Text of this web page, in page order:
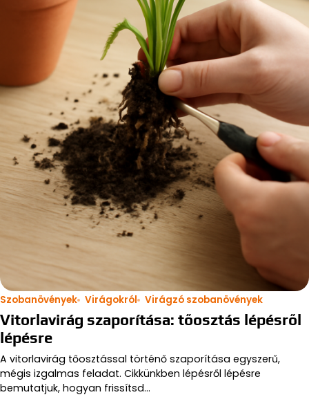
Szobanövények Virágokról Virágzó szobanövények
Vitorlavirág szaporítása: tőosztás lépésről
lépésre
A vitorlavirág tőosztással történő szaporítása egyszerű,
mégis izgalmas feladat. Cikkünkben lépésről lépésre
bemutatjuk, hogyan frissítsd…